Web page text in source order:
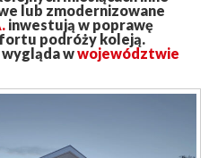
lub zmodernizowane
inwestują w poprawę
podróży koleją.
wwojewództwie